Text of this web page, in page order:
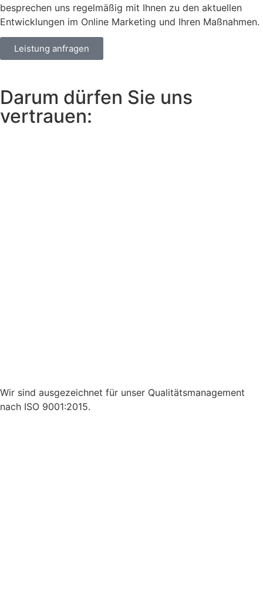
besprechen uns regelmäßig mit Ihnen zu den aktuellen
Entwicklungen im Online Marketing und Ihren Maßnahmen.
Leistung anfragen
Darum dürfen Sie uns
vertrauen:
Wir sind ausgezeichnet für unser Qualitätsmanagement
nach ISO 9001:2015.